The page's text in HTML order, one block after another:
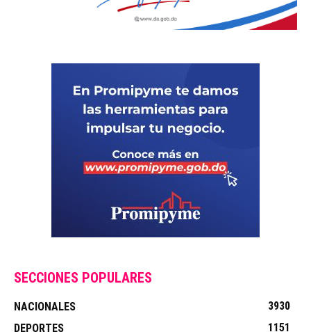
SECCIONES POPULARES
NACIONALES
3930
DEPORTES
1151